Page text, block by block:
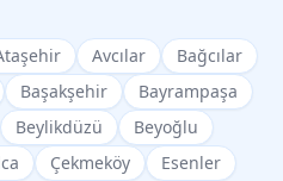
Avcılar
Bağcılar
Başakşehir
Bayrampaşa
Beylikdüzü
Beyoğlu
Çekmeköy
Esenler